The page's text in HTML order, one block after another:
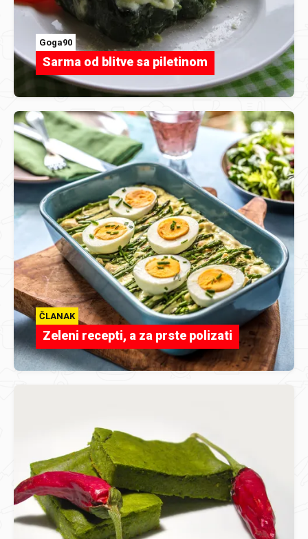
Goga90
Sarma od blitve sa piletinom
ČLANAK
Zeleni recepti, a za prste polizati